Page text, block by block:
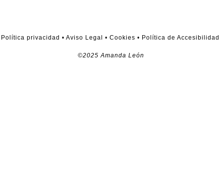
Política privacidad • Aviso Legal • Cookies • Política de Accesibilidad
©2025 Amanda León